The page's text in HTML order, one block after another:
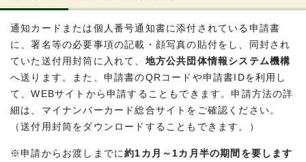
通知カードまたは個人番号通知書に添付されている申請書
に、署名等の必要事項の記載・顔写真の貼付をし、同封され
ていた送付用封筒に入れて、 地方公共団体情報システム機構
へ送ります。また、申請書のQRコードや申請書IDを利用し
て、WEBサイトから申請することもできます。申請方法の詳
細は、マイナンバーカード総合サイトをご確認ください。
（送付用封筒をダウンロードすることもできます。）
※申請からお渡しまでに約1カ月～1カ月半の期間を要します